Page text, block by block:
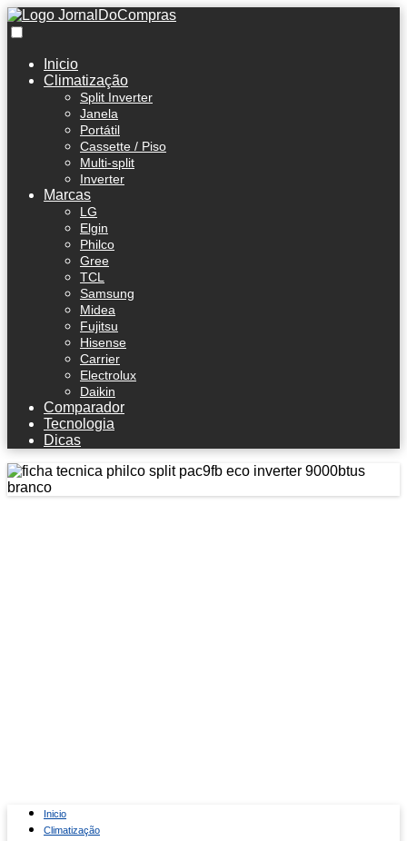
Inicio
Climatização
Split Inverter
Janela
Portátil
Cassette / Piso
Multi-split
Inverter
Marcas
LG
Elgin
Philco
Gree
TCL
Samsung
Midea
Fujitsu
Hisense
Carrier
Electrolux
Daikin
Comparador
Tecnologia
Dicas
Inicio
Climatização